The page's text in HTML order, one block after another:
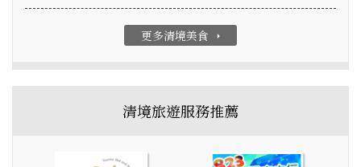
更多清境美食 arrow_right
清境旅遊服務推薦